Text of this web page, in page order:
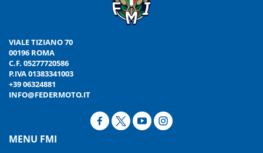
VIALE TIZIANO 70
00196 ROMA
C.F. 05277720586
P.IVA 01383341003
+39 06324881
INFO@FEDERMOTO.IT
MENU FMI